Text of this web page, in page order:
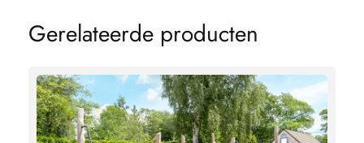
Gerelateerde producten